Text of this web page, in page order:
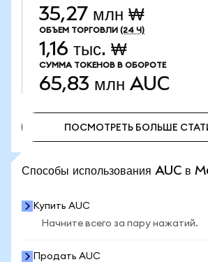
35,27 млн ₩
ОБЪЕМ ТОРГОВЛИ (24 Ч)
1,16 тыс. ₩
СУММА ТОКЕНОВ В ОБОРОТЕ
65,83 млн AUC
ПОСМОТРЕТЬ БОЛЬШЕ
Способы использования AUC в
Купить AUC
Начните всего за пару нажатий.
Продать AUC